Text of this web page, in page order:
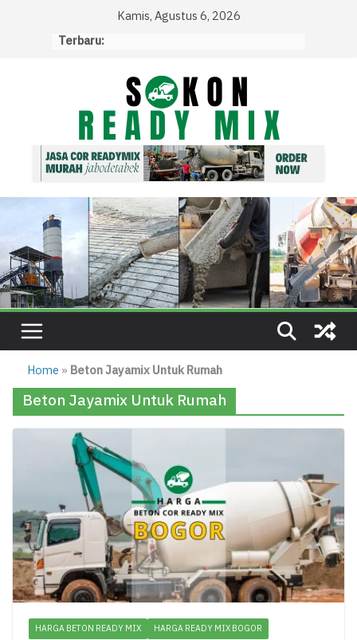
Kamis, Agustus 6, 2026
Terbaru:
Home » Beton Jayamix Untuk Rumah
Beton Jayamix Untuk Rumah
HARGA BETON READY MIX HARGA READY MIX BOGOR